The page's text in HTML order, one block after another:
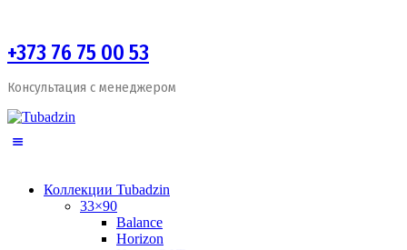
+373 76 75 00 53
Консультация с менеджером
Коллекции Tubadzin
33×90
Balance
Horizon